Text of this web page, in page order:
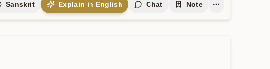
Sanskrit Explain in English Chat Note